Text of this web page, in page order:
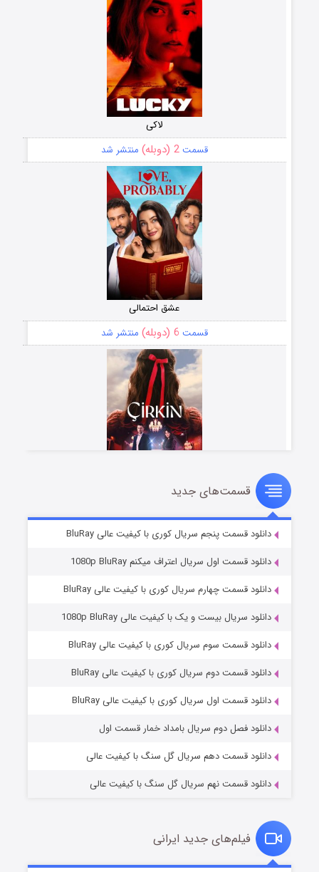
لاکی
قسمت2 (دوبله) منتشر شد
عشق احتمالی
قسمت 6 (دوبله) منتشر شد
سریال زشت
قسمت5 (زیرنویس) منتشر شد
وستی ها
قسمت1 (زیرنویس) منتشر شد
قسمت‌های جدید
دانلود قسمت پنجم سریال کوری با کیفیت عالی BluRay
دانلود قسمت اول سریال اعتراف میکنم 1080p BluRay
دانلود قسمت چهارم سریال کوری با کیفیت عالی BluRay
دانلود سریال بیست و یک با کیفیت عالی 1080p BluRay
دانلود قسمت سوم سریال کوری با کیفیت عالی BluRay
دانلود قسمت دوم سریال کوری با کیفیت عالی BluRay
دانلود قسمت اول سریال کوری با کیفیت عالی BluRay
دانلود فصل دوم سریال بامداد خمار قسمت اول
دانلود قسمت دهم سریال گل سنگ با کیفیت عالی
دانلود قسمت نهم سریال گل سنگ با کیفیت عالی
فیلم‌های جدید ایرانی